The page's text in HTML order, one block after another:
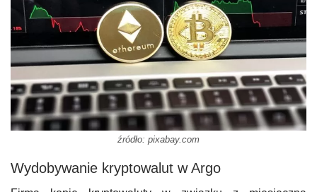
źródło: pixabay.com
Wydobywanie kryptowalut w Argo